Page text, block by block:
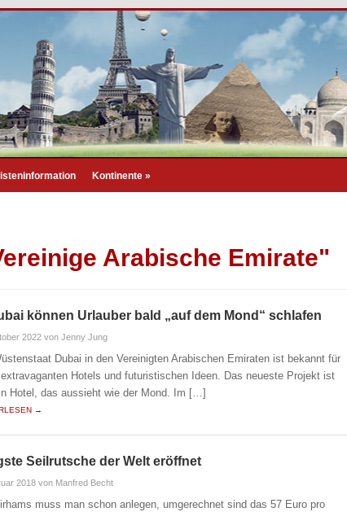
Kontinente »
Arabische Emirate"
können Urlauber bald „auf dem Mond“ schlafen
2022 von Jenny Jung
Dubai in den Vereinigten Arabischen Emiraten ist bekannt für
Hotels und futuristischen Ideen. Das neueste Projekt ist
Hotel, das aussieht wie der Mond. Im […]
→
Seilrutsche der Welt eröffnet
2018 von Manfred Becht
muss man schon anlegen, umgerechnet sind das 57 Euro pro